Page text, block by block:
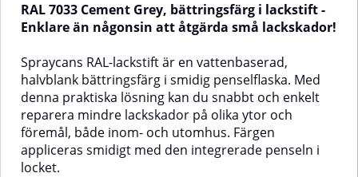
repor och slitage. Den är också
resistent mot väderpåverkan
rostförebyggande.Akryllacken i
sprayform är ett bra val för
bättringsmålning av olika ytor
men även för olika typer av
dekorationsmålning.RAL
Akryllack har utmärkt vertikal
stabilitet, så knappt något dropp
och utmärkt vidhäftning! Den här
sprayfärgen har kulören RAL 7033
utomhus. Den kan även
användas för målning av
element.Här kan du söka efter
valfri NCS-kod i vår digitala
färgkartaFärgen kan tillverkas i
tre olika glanser:Matt: ca 5–10
glansHalvmatt: ca 20 glansBlank:
ca 80 glans✅ FördelarTillverkas
efter NCS- och RAL-kulörerTre
glanser: matt, halvmatt och
blankSlitstark polyuretanfärg för
RAL 7033 Cement Grey, bättringsfärg i lackstift -
Enklare än någonsin att åtgärda små lackskador!
Spraycans RAL-lackstift är en vattenbaserad,
halvblank bättringsfärg i smidig penselflaska. Med
denna praktiska lösning kan du snabbt och enkelt
reparera mindre lackskador på olika ytor och
föremål, både inom- och utomhus. Färgen
appliceras smidigt med den integrerade penseln i
locket.